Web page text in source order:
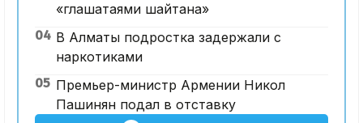
«глашатаями шайтана»
04 В Алматы подростка задержали с
наркотиками
05 Премьер-министр Армении Никол
Пашинян подал в отставку